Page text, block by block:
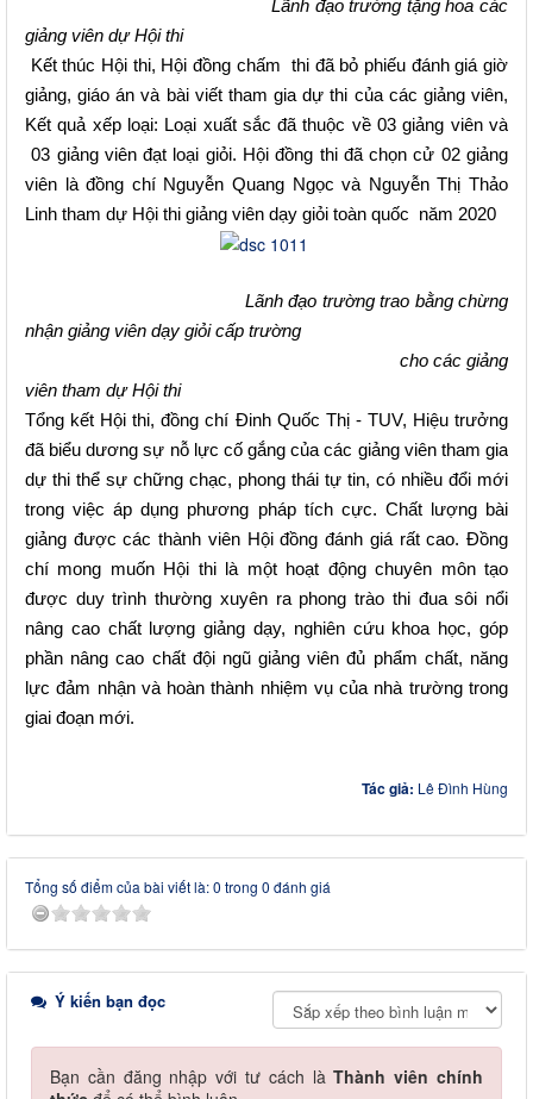
Lãnh đạo trường tặng hoa các
giảng viên dự Hội thi
Kết thúc Hội thi, Hội đồng chấm thi đã bỏ phiếu đánh giá giờ
giảng, giáo án và bài viết tham gia dự thi của các giảng viên,
Kết quả xếp loại: Loại xuất sắc đã thuộc về 03 giảng viên và
03 giảng viên đạt loại giỏi. Hội đồng thi đã chọn cử 02 giảng
viên là đồng chí Nguyễn Quang Ngọc và Nguyễn Thị Thảo
Linh tham dự Hội thi giảng viên dạy giỏi toàn quốc năm 2020
Lãnh đạo trường trao bằng chừng
nhận giảng viên dạy giỏi cấp trường
cho các giảng
viên tham dự Hội thi
Tổng kết Hội thi, đồng chí Đinh Quốc Thị - TUV, Hiệu trưởng
đã biểu dương sự nỗ lực cố gắng của các giảng viên tham gia
dự thi thể sự chững chạc, phong thái tự tin, có nhiều đổi mới
trong việc áp dụng phương pháp tích cực. Chất lượng bài
giảng được các thành viên Hội đồng đánh giá rất cao. Đồng
chí mong muốn Hội thi là một hoạt động chuyên môn tạo
được duy trình thường xuyên ra phong trào thi đua sôi nổi
nâng cao chất lượng giảng dạy, nghiên cứu khoa học, góp
phần nâng cao chất đội ngũ giảng viên đủ phẩm chất, năng
lực đảm nhận và hoàn thành nhiệm vụ của nhà trường trong
giai đoạn mới.
Tác giả: Lê Đình Hùng
Tổng số điểm của bài viết là: 0 trong 0 đánh giá
Ý kiến bạn đọc
Bạn cần đăng nhập với tư cách làThành viên chính